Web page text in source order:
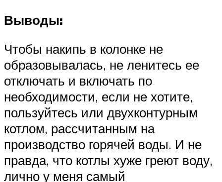
Выводы:
Чтобы накипь в колонке не
образовывалась, не ленитесь ее
отключать и включать по
необходимости, если не хотите,
пользуйтесь или двухконтурным
котлом, рассчитанным на
производство горячей воды. И не
правда, что котлы хуже греют воду,
лично у меня самый